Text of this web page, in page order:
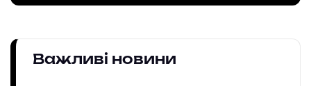
Важливі новини